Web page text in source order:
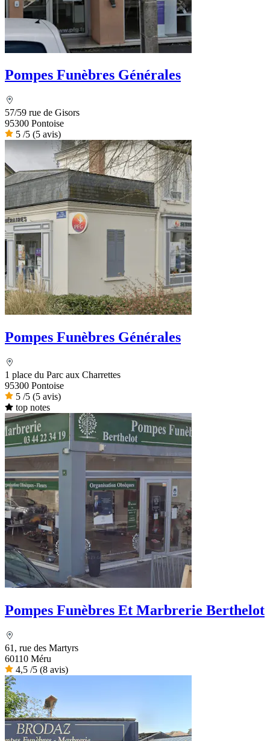
Pompes Funèbres Générales
57/59 rue de Gisors
95300 Pontoise
5 /5 (5 avis)
Pompes Funèbres Générales
1 place du Parc aux Charrettes
95300 Pontoise
5 /5 (5 avis)
top notes
Pompes Funèbres Et Marbrerie Berthelot
61, rue des Martyrs
60110 Méru
4,5 /5 (8 avis)